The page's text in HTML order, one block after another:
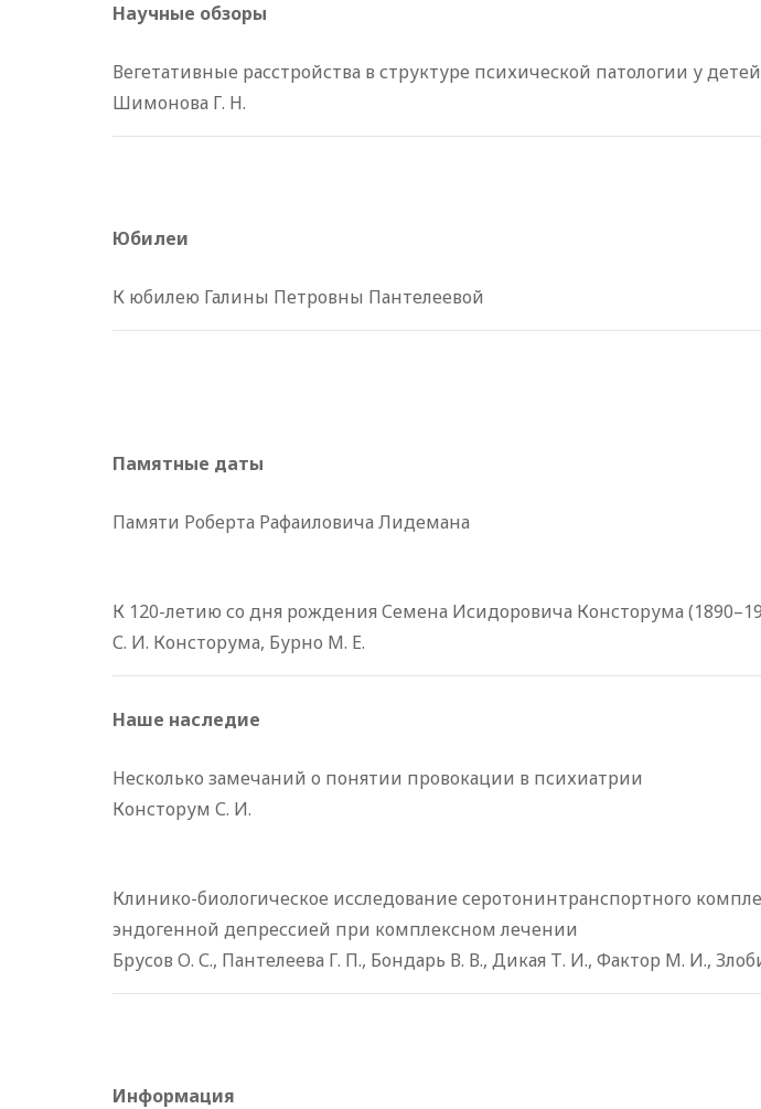
Научные обзоры
Вегетативные расстройства в структуре психической патологии у детей
Шимонова Г. Н.
Юбилеи
К юбилею Галины Петровны Пантелеевой
Памятные даты
Памяти Роберта Рафаиловича Лидемана
К 120-летию со дня рождения Семена Исидоровича Консторума
С. И. Консторума, Бурно М. Е.
Наше наследие
Несколько замечаний о понятии провокации в психиатрии
Консторум С. И.
Клинико-биологическое исследование серотонинтранспортного
эндогенной депрессией при комплексном лечении
Брусов О. С., Пантелеева Г. П., Бондарь В. В., Дикая Т. И., Фактор М. И.,
Информация